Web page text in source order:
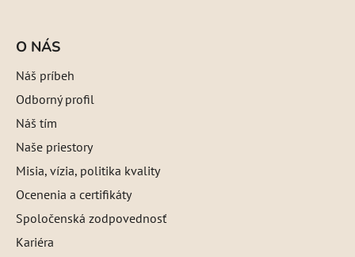
O NÁS
Náš príbeh
Odborný profil
Náš tím
Naše priestory
Misia, vízia, politika kvality
Ocenenia a certifikáty
Spoločenská zodpovednosť
Kariéra